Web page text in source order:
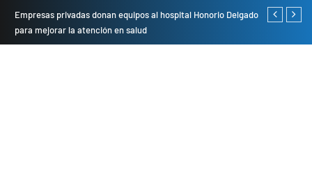
Empresas privadas donan equipos al hospital Honorio Delgado
para mejorar la atención en salud
Cambio de